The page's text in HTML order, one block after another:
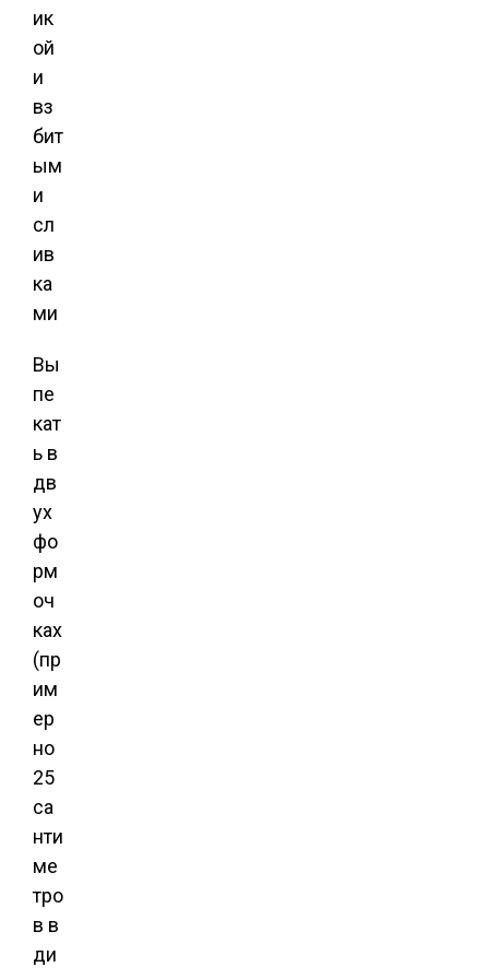
Вы
пе
кат
ь в
дв
ух
фо
рм
оч
ках
(пр
им
ер
но
25
са
нти
ме
тро
в в
ди